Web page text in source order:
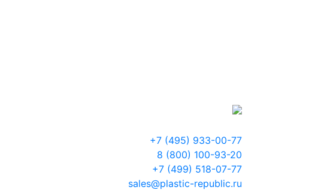
+7 (495) 933-00-77
8 (800) 100-93-20
+7 (499) 518-07-77
sales@plastic-republic.ru